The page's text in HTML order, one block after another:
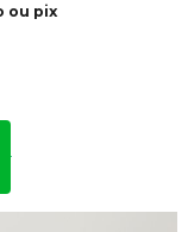
ou pix